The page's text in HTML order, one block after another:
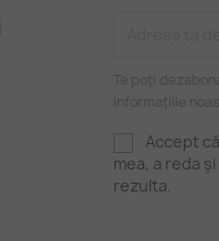
Te poți
informațiile
Accept
mea, a reda
rezulta.